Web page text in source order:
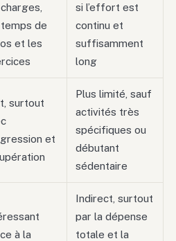
de
et les
si l’effort est
continu et
suffisamment
long
surtout
et
Plus limité, sauf
activités très
spécifiques ou
débutant
sédentaire
à la
Indirect, surtout
par la dépense
totale et la